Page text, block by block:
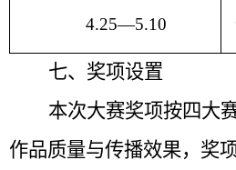
4.25—5.10
七、奖项设置
本次大赛奖项按四大
作品质量与传播效果，奖